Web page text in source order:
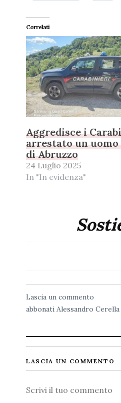
Correlati
Aggredisce i
arrestato un uomo
di Abruzzo
24 Luglio 2025
In "In evidenza"
Lascia un commento
abbonati Alessandro Cerella
LASCIA UN COMMENTO
Commento